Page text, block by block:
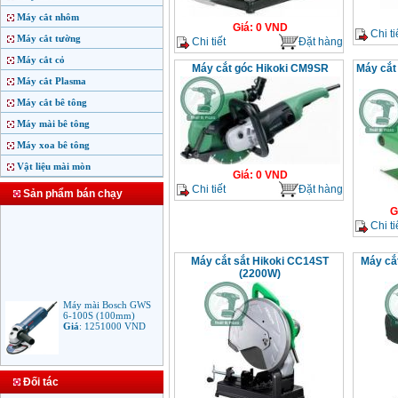
Máy cắt nhôm
Máy cắt tường
Máy cắt cỏ
Máy cắt Plasma
Máy cắt bê tông
Máy mài bê tông
Máy xoa bê tông
Vật liệu mài mòn
Sản phẩm bán chạy
Máy mài Bosch GWS
6-100S (100mm)
Giá:1251000VND
Đối tác
Giá: 0VND
Chi tiết
Đặt hàng
Chi
Máy cắt góc Hikoki CM9SR
Giá: 0VND
Chi tiết
Đặt hàng
Máy
Chi
Máy cắt sắt Hikoki CC14ST
(2200W)
Máy